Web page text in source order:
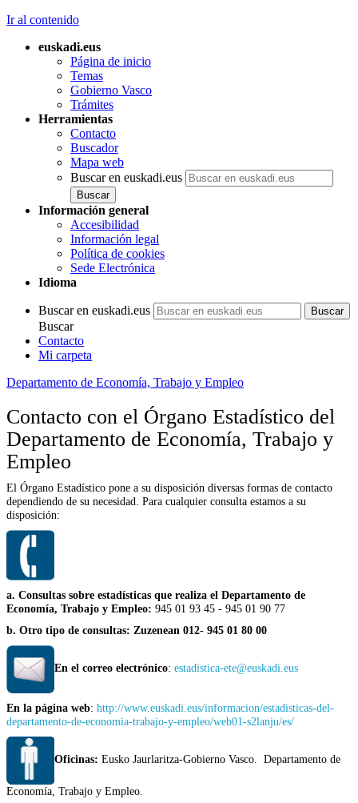
Ir al contenido
euskadi.eus
Página de inicio
Temas
Gobierno Vasco
Trámites
Herramientas
Contacto
Buscador
Mapa web
Buscar en euskadi.eus
Información general
Accesibilidad
Información legal
Política de cookies
Sede Electrónica
Idioma
Buscar en euskadi.eus
Buscar
Contacto
Mi carpeta
Departamento de Economía, Trabajo y Empleo
Contacto con el Órgano Estadístico del
Departamento de Economía, Trabajo y
Empleo
El Órgano Estadístico pone a su disposición diversas formas de contacto
dependiendo de su necesidad. Para cualquier consulta estamos a su
disposición:
a. Consultas sobre estadísticas que realiza el Departamento de
Economía, Trabajo y Empleo: 945 01 93 45 - 945 01 90 77
b. Otro tipo de consultas: Zuzenean 012- 945 01 80 00
En el correo electrónico: estadistica-ete@euskadi.eus
En la página web: http://www.euskadi.eus/informacion/estadisticas-del-
departamento-de-economia-trabajo-y-empleo/web01-s2lanju/es/
Oficinas: Eusko Jaurlaritza-Gobierno Vasco. Departamento de
Economía, Trabajo y Empleo.